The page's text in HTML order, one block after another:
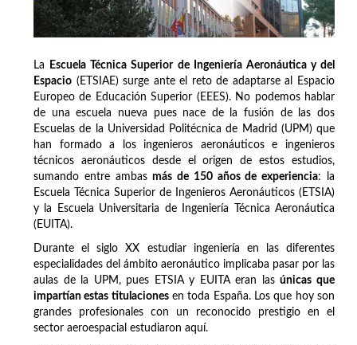
La
Escuela Técnica Superior de Ingeniería Aeronáutica y del
Espacio (ETSIAE) surge ante el reto de adaptarse al Espacio
Europeo de Educación Superior (EEES). No podemos hablar
de una escuela nueva pues nace de la fusión de las dos
Escuelas de la Universidad Politécnica de Madrid (UPM) que
han formado a los ingenieros aeronáuticos e ingenieros
técnicos aeronáuticos desde el origen de estos estudios,
sumando entre ambasmás de 150 años de experiencia: la
Escuela Técnica Superior de Ingenieros Aeronáuticos (ETSIA)
y la Escuela Universitaria de Ingeniería Técnica Aeronáutica
(EUITA).
Durante el siglo XX estudiar ingeniería en las diferentes
especialidades del ámbito aeronáutico implicaba pasar por las
aulas de la UPM, pues ETSIA y EUITA eran lasúnicas que
impartían estas titulacionesen toda España. Los que hoy son
grandes profesionales con un reconocido prestigio en el
sector aeroespacial estudiaron aquí.